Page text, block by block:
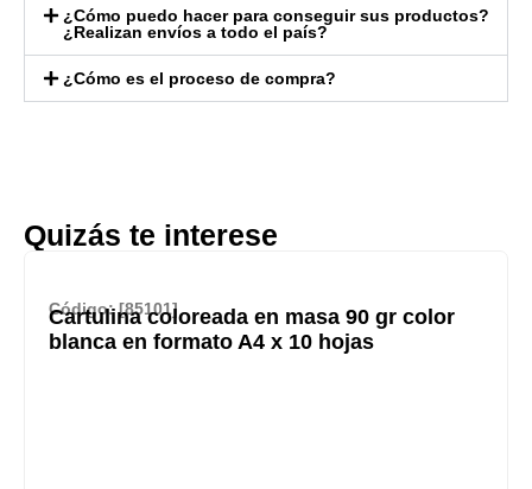
¿Cómo puedo hacer para conseguir sus productos?
¿Realizan envíos a todo el país?
¿Cómo es el proceso de compra?
Quizás te interese
Código: [85101]
Cartulina coloreada en masa 90 gr color
blanca en formato A4 x 10 hojas